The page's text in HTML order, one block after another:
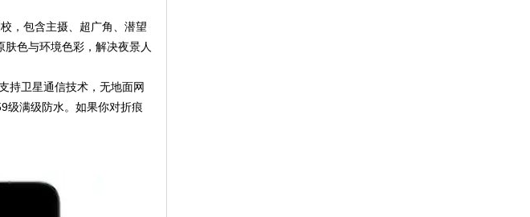
，包含主摄、超广角、潜望
色与环境色彩，解决夜景人
持卫星通信技术，无地面网
级满级防水。如果你对折痕